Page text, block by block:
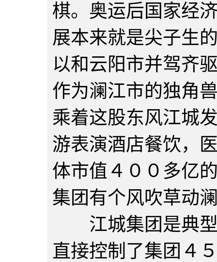
棋。奥运后国家经
展本来就是尖子生
以和云阳市并驾齐
作为澜江市的独角
乘着这股东风江城
游表演酒店餐饮，
体市值４００多亿
集团有个风吹草动
江城集团是典型
直接控制了集团４